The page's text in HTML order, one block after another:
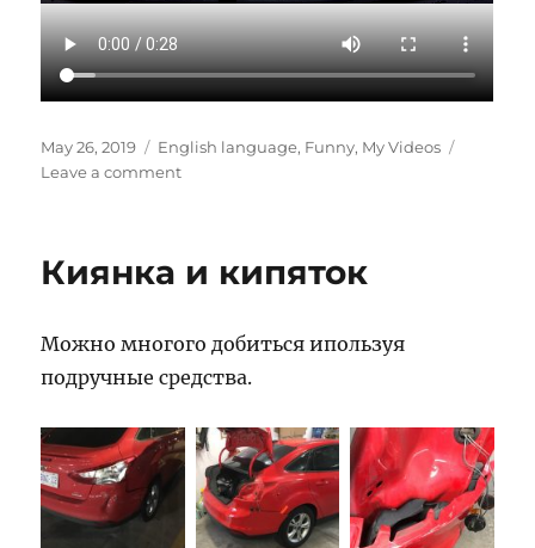
Posted
on
May 26, 2019 Categories
English language, Funny, My Videos
Leave a commenton
Киянка и кипяток
Можно многого добиться ипользуя
подручные средства.